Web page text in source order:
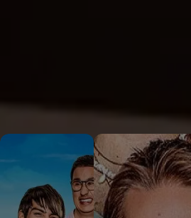
Home